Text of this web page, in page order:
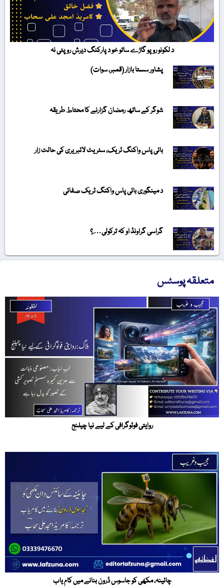
د لکونو روپو گاڑے ساتو خو د پارکنگ دیرش روپئی نہ
پشاور سستا بازار (قمبر، سوات)
شوگر کے ساتھ رمضان گزارنے کا محتاط طریقہ
بائی پاس واکنگ ٹریک، سٹریٹ لائبریری کی حالت زار
د مینگوری بائی پاس واکنگ ٹریک صفائی
گراسی گراونڈ او کہ ترکولی….؟
متعلقہ پوسٹس
روایتی فوٹوگرافی کے لیے نیا چیلنج
چائینہ، مکھی کو جاسوس ڈرون بنانے میں کام یاب